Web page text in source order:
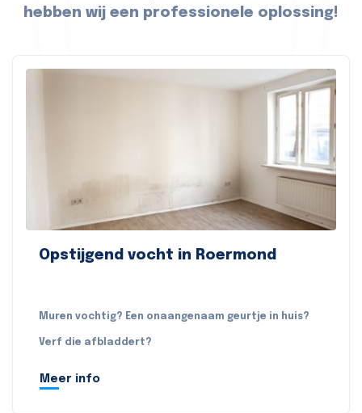
hebben wij een professionele oplossing!
Opstijgend vocht in Roermond
Muren vochtig? Een onaangenaam geurtje in huis?
Verf die afbladdert?
Meer info